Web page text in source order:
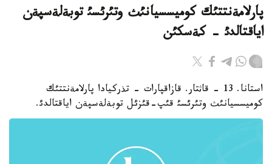
پارلامةنتتئك كوميسسيانئث وتئرئسئ توبةلةسپةن
اياقتالدئ - كةسكئن
استانا. 13 - قاثتار. قازاقپارات - تذركيادا پارلامةنتتئك
كوميسسيانئث وتئرئسئ قئپ-قئزئل توبةلةسپةن اياقتالدئ.